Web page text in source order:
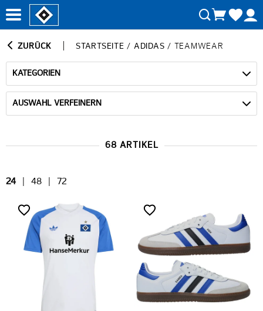
ZURÜCK STARTSEITE / ADIDAS / TEAMWEAR
KATEGORIEN
AUSWAHL VERFEINERN
68 ARTIKEL
24 48 72